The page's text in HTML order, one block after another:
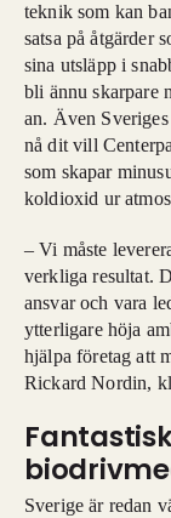
teknik som kan
satsa på åtgärder
sina utsläpp i
bli ännu skarpare
an. Även
nå dit vill
som skapar
koldioxid ur
– Vi måste
verkliga resultat.
ansvar och vara
ytterligare höja
hjälpa företag att
Rickard Nordin,
Sverige är redan